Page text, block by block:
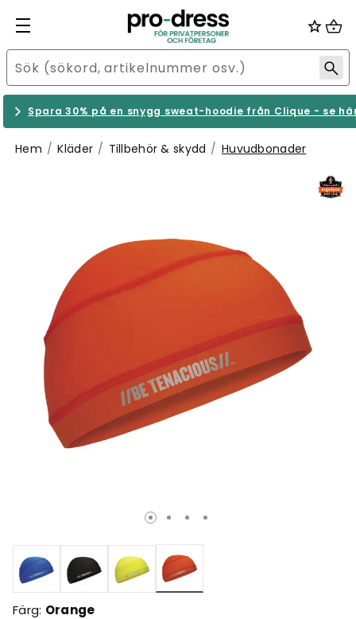
Spara 30% på en snygg sweat-hoodie från Clique - se
Hem Kläder Tillbehör & skydd Huvudbonader
Valda
Färg: Orange